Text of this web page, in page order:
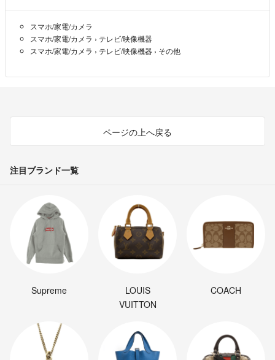
スマホ/家電/カメラ
スマホ/家電/カメラ › テレビ/映像機器
スマホ/家電/カメラ › テレビ/映像機器 › その他
ページの上へ戻る
注目ブランド一覧
Supreme
LOUIS
VUITTON
COACH